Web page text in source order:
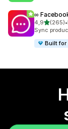
∞
4,9/ 5(265)
265 •
Sync
Built for